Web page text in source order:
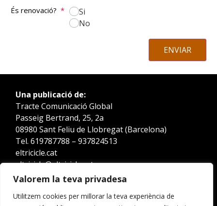
Valorem la teva privadesa
Utilitzem cookies per millorar la teva experiència de
És renovació?*
Si
No
ENVIAR
Una publicació de:
Tracte Comunicació Global
Passeig Bertrand, 25, 2a
08980 Sant Feliu de Llobregat (Barcelona)
Tel. 619787788 – 937824513
eltricicle.cat
eltricicle@eltricicle.cat